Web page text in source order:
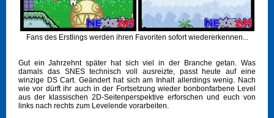
Fans des Erstlings werden ihren Favoriten sofort wiedererkennen...
Gut ein Jahrzehnt später hat sich viel in der Branche getan. Was
damals das SNES technisch voll ausreizte, passt heute auf eine
winzige DS Cart. Geändert hat sich am Inhalt allerdings wenig. Nach
wie vor dürft ihr auch in der Fortsetzung wieder bonbonfarbene Level
aus der klassischen 2D-Seitenperspektive erforschen und euch von
links nach rechts zum Levelende vorarbeiten.